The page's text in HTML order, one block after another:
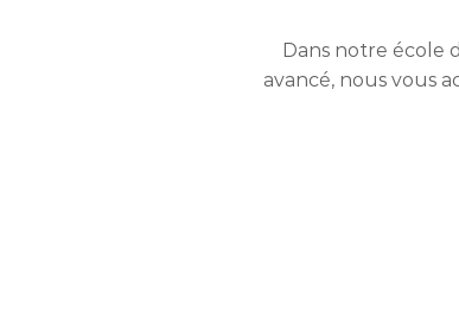
Dans notre école
avancé, nous vous